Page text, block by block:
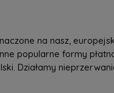
na nasz,
popularne formy
Działamy